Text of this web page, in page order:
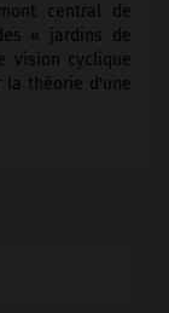
central de
« jardins de
vision cyclique
la théorie d'une